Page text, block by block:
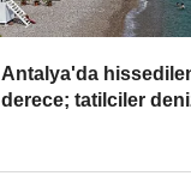
Antalya'da
derece; tatilciler